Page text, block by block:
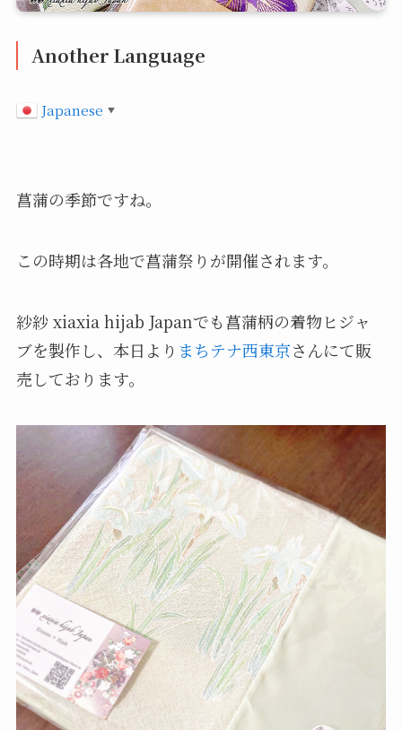
Another Language
Japanese ▼
菖蒲の季節ですね。
この時期は各地で菖蒲祭りが開催されます。
紗紗 xiaxia hijab Japanでも菖蒲柄の着物ヒジャ
ブを製作し、本日より まちテナ西東京さんにて販
売しております。